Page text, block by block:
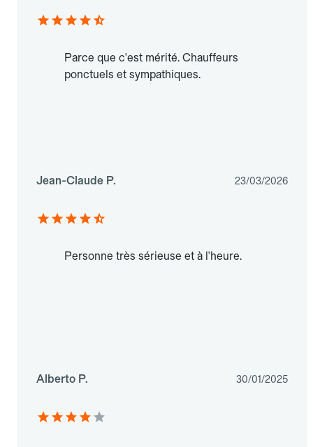
Parce que c'est mérité. Chauffeurs
ponctuels et sympathiques.
Jean-Claude P. 23/03/2026
Personne très sérieuse et à l'heure.
Alberto P. 30/01/2025